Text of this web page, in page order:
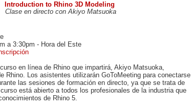
Introduction to Rhino 3D Modeling
Clase en directo con Akiyo Matsuoka
a 3:30pm - Hora del Este
en línea de Rhino que impartirá, Akiyo Matsuoka,
Rhino. Los asistentes utilizarán GoToMeeting para conectarse
las sesiones de formación en directo, ya que se trata de
está abierto a todos los profesionales de la industria que
de Rhino 5.